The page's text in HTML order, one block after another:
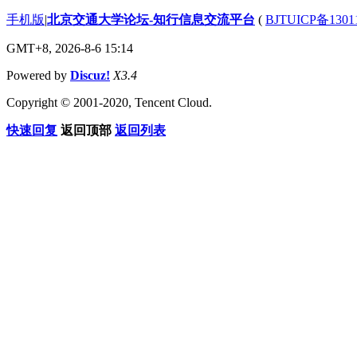
手机版|北京交通大学论坛-知行信息交流平台 ( BJTUICP备
GMT+8, 2026-8-6 15:14
Powered by Discuz! X3.4
Copyright © 2001-2020, Tencent Cloud.
快速回复 返回顶部 返回列表